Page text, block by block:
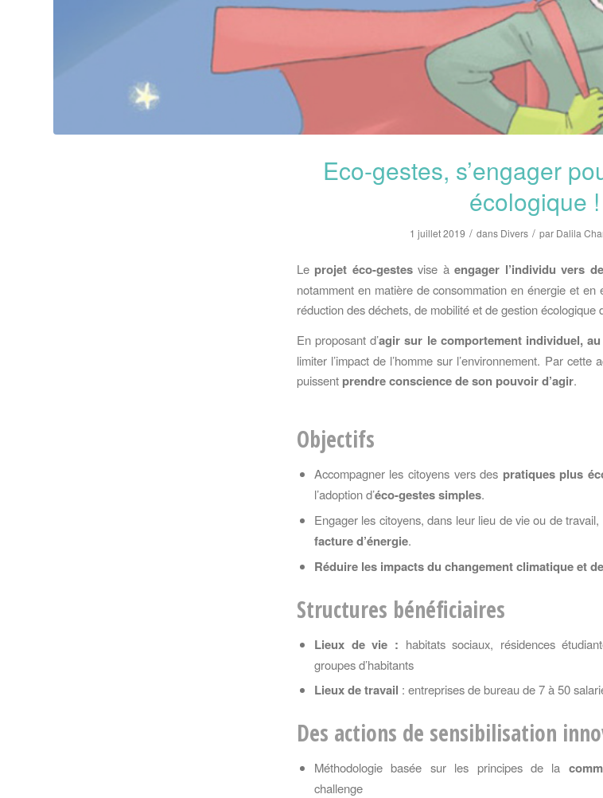
Eco-gestes, s’engager
écologique !
1 juillet 2019 / dans Divers / par Dalila
Le projet éco-gestesvise àengager l’individu vers
notamment en matière de consommation en énergie et en
réduction des déchets, de mobilité et de gestion écologique
En proposant d’agir sur le comportement individuel,
limiter l’impact de l’homme sur l’environnement. Par
puissent prendre conscience de son pouvoir d’agir.
Objectifs
Accompagner les citoyens vers des pratiques plus
l’adoption d’éco-gestes simples.
Engager les citoyens, dans leur lieu de vie ou de
facture d’énergie.
Réduire les impacts du changement climatique et
Structures bénéficiaires
Lieux de vie : habitats sociaux, résidences
groupes d’habitants
Lieux de travail : entreprises de bureau de 7 à 50
Des actions de sensibilisation
Méthodologie basée sur les principes de la
challenge